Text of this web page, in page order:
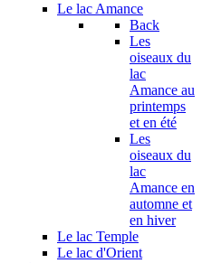
Le lac Amance
Back
Les
oiseaux du
lac
Amance au
printemps
et en été
Les
oiseaux du
lac
Amance en
automne et
en hiver
Le lac Temple
Le lac d'Orient